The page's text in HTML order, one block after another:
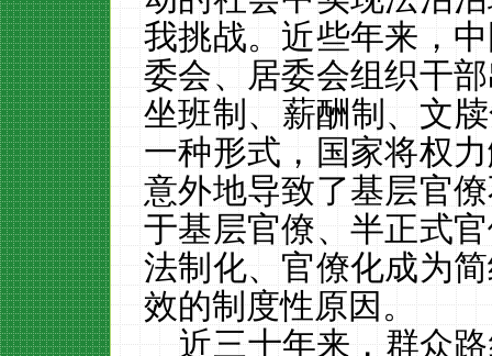
我挑战。近些年来，
委会、居委会组织干
坐班制、薪酬制、文
一种形式，国家将权
意外地导致了基层官
于基层官僚、半正式
法制化、官僚化成为
效的制度性原因。
近三十年来，群众